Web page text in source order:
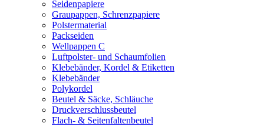
Seidenpapiere
Graupappen, Schrenzpapiere
Polstermaterial
Packseiden
Wellpappen C
Luftpolster- und Schaumfolien
Klebebänder, Kordel & Etiketten
Klebebänder
Polykordel
Beutel & Säcke, Schläuche
Druckverschlussbeutel
Flach- & Seitenfaltenbeutel